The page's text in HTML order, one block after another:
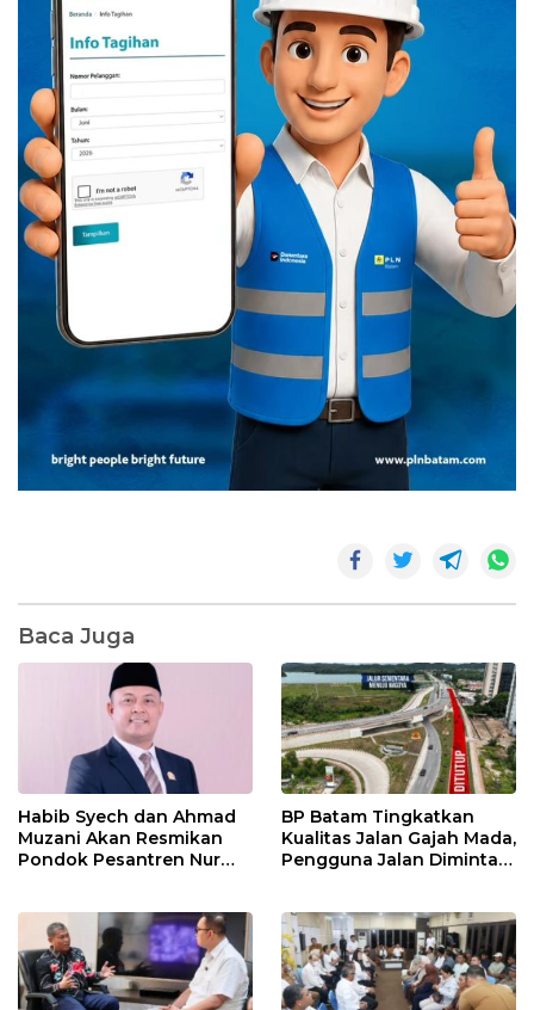
Baca Juga
Habib Syech dan Ahmad
Muzani Akan Resmikan
Pondok Pesantren Nur
BP Batam Tingkatkan
Kualitas Jalan Gajah Mada,
Pengguna Jalan Diminta